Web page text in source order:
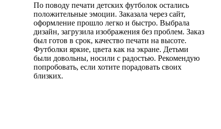
По поводу печати детских футболок остались
положительные эмоции. Заказала через сайт,
оформление прошло легко и быстро. Выбрала
дизайн, загрузила изображения без проблем. Заказ
был готов в срок, качество печати на высоте.
Футболки яркие, цвета как на экране. Детьми
были довольны, носили с радостью. Рекомендую
попробовать, если хотите порадовать своих
близких.